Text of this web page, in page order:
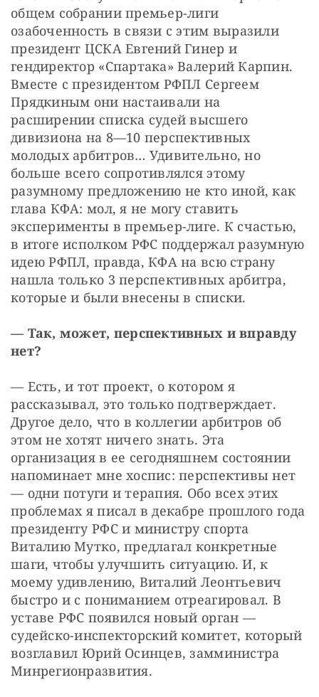
общем собрании премьер-лиги
озабоченность в связи с этим выразили
президент ЦСКА Евгений Гинер и
гендиректор «Спартака» Валерий Карпин.
Вместе с президентом РФПЛ Сергеем
Прядкиным они настаивали на
расширении списка судей высшего
дивизиона на 8—10 перспективных
молодых арбитров… Удивительно, но
больше всего сопротивлялся этому
разумному предложению не кто иной, как
глава КФА: мол, я не могу ставить
эксперименты в премьер-лиге. К счастью,
в итоге исполком РФС поддержал разумную
идею РФПЛ, правда, КФА на всю страну
нашла только 3 перспективных арбитра,
которые и были внесены в списки.
— Так, может, перспективных и вправду
нет?
— Есть, и тот проект, о котором я
рассказывал, это только подтверждает.
Другое дело, что в коллегии арбитров об
этом не хотят ничего знать. Эта
организация в ее сегодняшнем состоянии
напоминает мне хоспис: перспективы нет
— одни потуги и терапия. Обо всех этих
проблемах я писал в декабре прошлого года
президенту РФС и министру спорта
Виталию Мутко, предлагал конкретные
шаги, чтобы улучшить ситуацию. И, к
моему удивлению, Виталий Леонтьевич
быстро и с пониманием отреагировал. В
уставе РФС появился новый орган —
судейско-инспекторский комитет, который
возглавил Юрий Осинцев, замминистра
Минрегионразвития.